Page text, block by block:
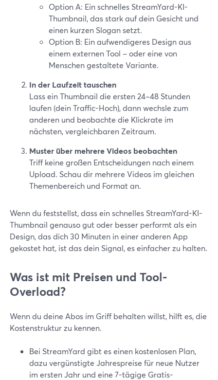
Option A: Ein schnelles StreamYard-KI-
Thumbnail, das stark auf dein Gesicht und
einen kurzen Slogan setzt.
Option B: Ein aufwendigeres Design aus
einem externen Tool – oder eine von
Menschen gestaltete Variante.
In der Laufzeit tauschen
Lass ein Thumbnail die ersten 24–48 Stunden
laufen (dein Traffic-Hoch), dann wechsle zum
anderen und beobachte die Klickrate im
nächsten, vergleichbaren Zeitraum.
Muster über mehrere Videos beobachten
Triff keine großen Entscheidungen nach einem
Upload. Schau dir mehrere Videos im gleichen
Themenbereich und Format an.
Wenn du feststellst, dass ein schnelles StreamYard-KI-
Thumbnail genauso gut oder besser performt als ein
Design, das dich 30 Minuten in einer anderen App
gekostet hat, ist das dein Signal, es einfacher zu halten.
Was ist mit Preisen und Tool-
Overload?
Wenn du deine Abos im Griff behalten willst, hilft es, die
Kostenstruktur zu kennen.
Bei StreamYard gibt es einen kostenlosen Plan,
dazu vergünstigte Jahrespreise für neue Nutzer
im ersten Jahr und eine 7-tägige Gratis-